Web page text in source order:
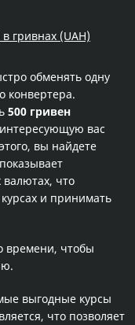
гривнах (UAH)
обменять одну
конвертера.
500 гривен
вас
вы найдете
что
и принимать
времени, чтобы
выгодные курсы
что позволяет